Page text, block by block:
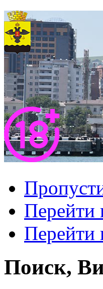
Перейти
Перейти
Поиск,